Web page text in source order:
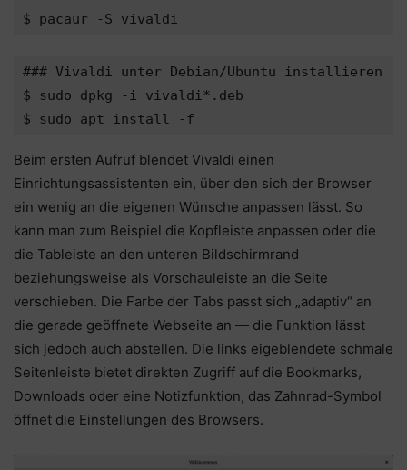
### Vivaldi unter Debian/Ubuntu installieren
$ sudo dpkg -i vivaldi*.deb
$ sudo apt install -f
Beim ersten Aufruf blendet Vivaldi einen
Einrichtungsassistenten ein, über den sich der Browser
ein wenig an die eigenen Wünsche anpassen lässt. So
kann man zum Beispiel die Kopfleiste anpassen oder die
die Tableiste an den unteren Bildschirmrand
beziehungsweise als Vorschauleiste an die Seite
verschieben. Die Farbe der Tabs passt sich „adaptiv“ an
die gerade geöffnete Webseite an — die Funktion lässt
sich jedoch auch abstellen. Die links eigeblendete schmale
Seitenleiste bietet direkten Zugriff auf die Bookmarks,
Downloads oder eine Notizfunktion, das Zahnrad-Symbol
öffnet die Einstellungen des Browsers.